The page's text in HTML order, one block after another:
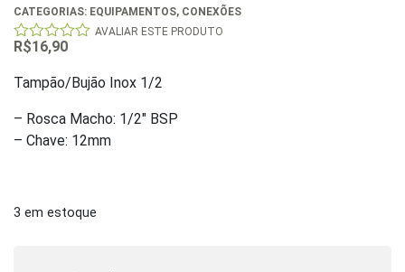
CATEGORIAS: EQUIPAMENTOS, CONEXÕES
0
of
AVALIAR ESTE PRODUTO
R$16,90
Tampão/Bujão Inox 1/2
– Rosca Macho: 1/2″ BSP
– Chave: 12mm
3 em estoque